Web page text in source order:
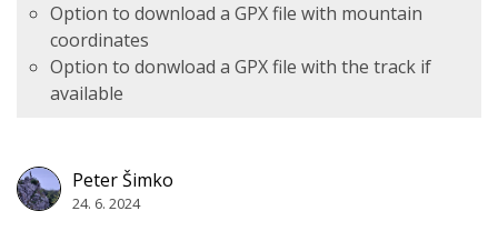
Peter Šimko
24. 6. 2024
Option to download a GPX file with mountain
coordinates
Option to donwload a GPX file with the track if
available